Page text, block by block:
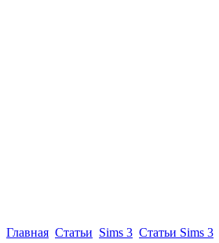
Главная Статьи Sims 3 Статьи Sims 3